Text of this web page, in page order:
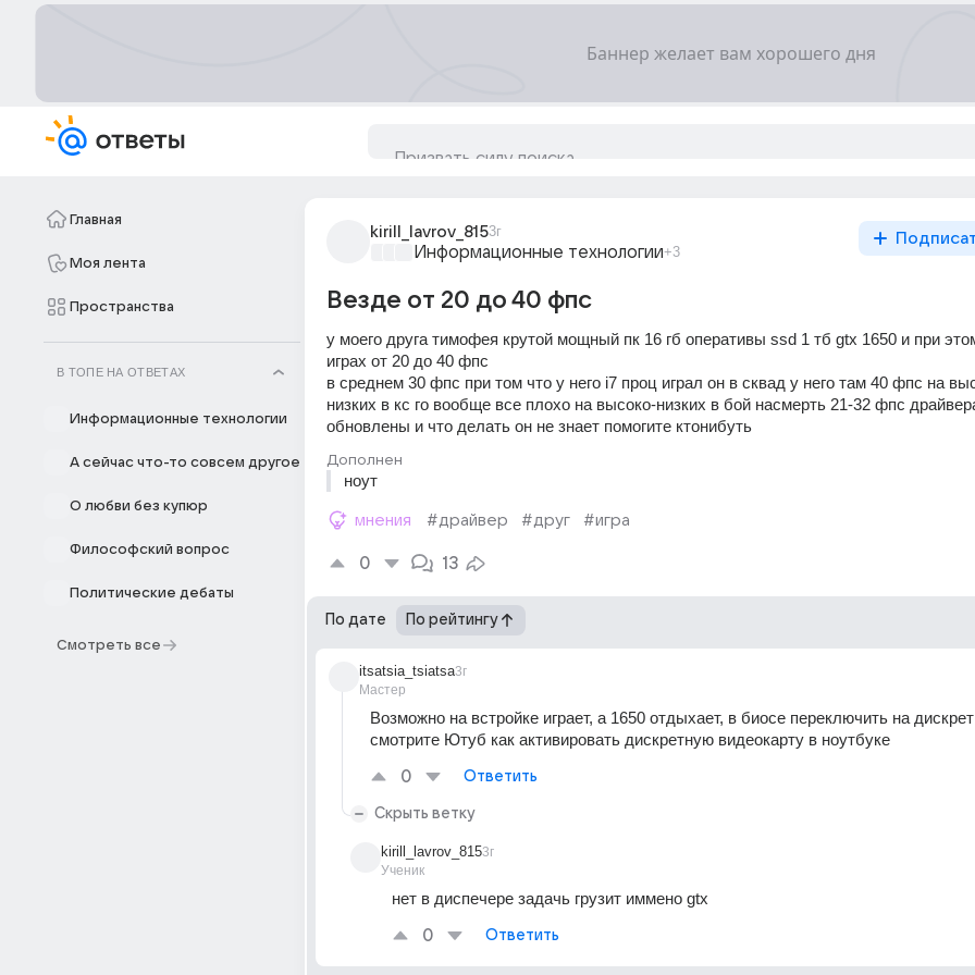
Главная
Моя лента
Пространства
В ТОПЕ НА ОТВЕТАХ
Информационные технологии
А сейчас что-то совсем другое
О любви без купюр
Философский вопрос
Политические дебаты
Смотреть все
kirill_lavrov_8153г
Информационные технологии+3
Везде от 20 до 40 фпс
у моего друга тимофея крутой мощный пк 16 гб оперативы ssd 1 тб gtx 1650 и при
играх от 20 до 40 фпс
в среднем 30 фпс при том что у него i7 проц играл он в сквад у него там 40 фпс на
низких в кс го вообще все плохо на высоко-низких в бой насмерть 21-32 фпс
обновлены и что делать он не знает помогите ктонибуть
Дополнен
ноут
мнения #драйвер #друг #игра
0 13
По дате По рейтингу
itsatsia_tsiatsa
Мастер
3г
Возможно на встройке играет, а 1650 отдыхает, в биосе переключить на
смотрите Ютуб как активировать дискретную видеокарту в ноутбуке
0 Ответить
Скрыть ветку
kirill_lavrov_815
Ученик
3г
нет в диспечере задачь грузит иммено gtx
0 Ответить